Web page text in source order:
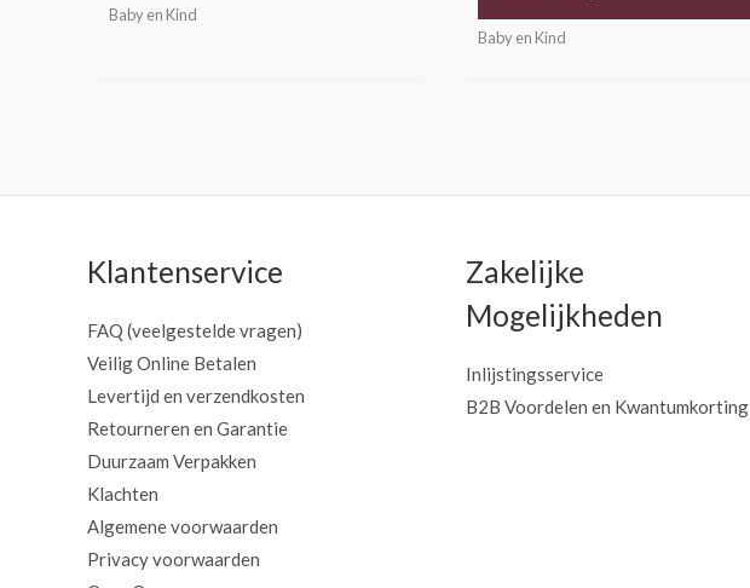
Baby en Kind
Baby en Kind
Klantenservice
FAQ (veelgestelde vragen)
Veilig Online Betalen
Levertijd en verzendkosten
Retourneren en Garantie
Duurzaam Verpakken
Klachten
Algemene voorwaarden
Privacy voorwaarden
Zakelijke
Mogelijkheden
Inlijstingsservice
B2B Voordelen en Kwantumkorting